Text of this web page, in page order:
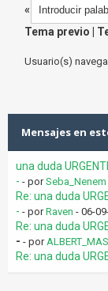
«
Tema previo
Usuario(s)
Mensajes en
una duda
- - porSeba_Nenem
Re: una duda
- - porRaven - 06-
Re: una duda
- - por
Re: una duda